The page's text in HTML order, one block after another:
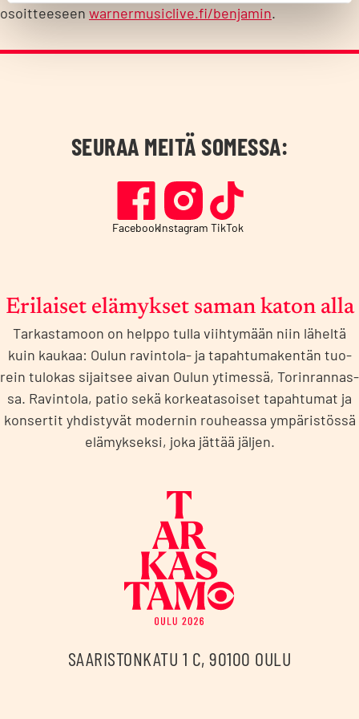
osoitteeseen warnermusiclive.fi/benjamin.
SEURAA MEITÄ SOMESSA:
FacebookInstagram TikTok
Eri­lai­set elä­myk­set saman katon alla
Tar­kas­ta­moon on help­po tul­la viih­ty­mään niin lähel­tä
kuin kau­kaa: Oulun ravin­to­la- ja tapah­tu­ma­ken­tän tuo­
rein tulo­kas sijait­see aivan Oulun yti­mes­sä, Torin­ran­nas­
sa. Ravin­to­la, patio sekä kor­kea­ta­soi­set tapah­tu­mat ja
kon­ser­tit yhdis­ty­vät moder­nin rou­heas­sa ympä­ris­tös­sä
elä­myk­sek­si, joka jät­tää jäl­jen.
SAARISTONKATU 1 C, 90100 OULU